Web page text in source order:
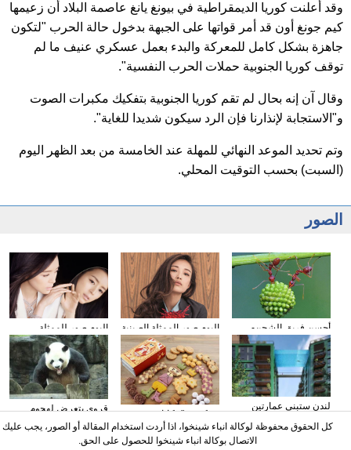
وقد أعلنت كوريا الديمقراطية في بيونغ يانغ عاصمة البلاد أن زعيمها
كيم جونغ أون قد أمر قواتها على الجبهة بدخول حالة الحرب "لتكون
جاهزة بشكل كامل للمعركة والبدء بعمل عسكري عنيف ما لم
توقف كوريا الجنوبية حملات الحرب النفسية".
وقال آن إنه بحال لم تقم كوريا الجنوبية بتفكيك مكبرات الصوت
و"الاستجابة لإنذارنا فإن الرد سيكون شديدا للغاية".
وتم تحديد الموعد النهائي للمهلة عند الخامسة من بعد الظهر اليوم
(السبت) بحسب التوقيت المحلي.
الصور
البوم صور للممثلة
الصينية تشانغ جينغ تشو
البوم صور الممثلة الصينية
ني ني
أحسن فريق الشحن-
النمل
قروي يتعرض لهجوم
ألف يوان كتعويض
بسكويت "حكايات
الأطفال " في اليابان
لندن ستبني عمارتين
كل الحقوق محفوظة لوكالة انباء شينخوا، اذا أردت استخدام المقالة أو الصور، يجب عليك
الاتصال بوكالة انباء شينخوا للحصول على الحق.